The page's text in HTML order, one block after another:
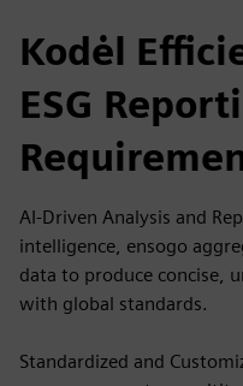
Kodėl
ESG
AI-Driven Analysis and
intelligence, ensogo
data to produce concise,
with global standards.
Standardized and